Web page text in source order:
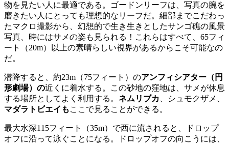
物を見たい人に最適である。ゴードンリーフは、写真の腕を
磨きたい人にとっても理想的なリーフだ。細部までこだわっ
たマクロ撮影から、幻想的で生き生きとしたサンゴ礁の風景
写真、時にはサメの姿も見られる！これらはすべて、65フィ
ート（20m）以上の素晴らしい視界があるからこそ可能なの
だ。
潜降すると、約23m（75フィート）のアンフィシアター（円
形劇場）の近くに着水する。この砂地の窪地は、サメが休息
する場所としてよく利用する。 ネムリブカ 、シュモクザメ、
マダラトビエイも ここで見ることができる。
最大水深115フィート（35m）で西に流されると、ドロップ
オフに沿って泳ぐことになる。ドロップオフの向こうには、